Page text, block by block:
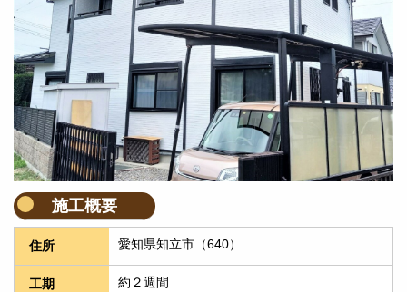
施工概要
住所 愛知県知立市（640）
工期 約２週間